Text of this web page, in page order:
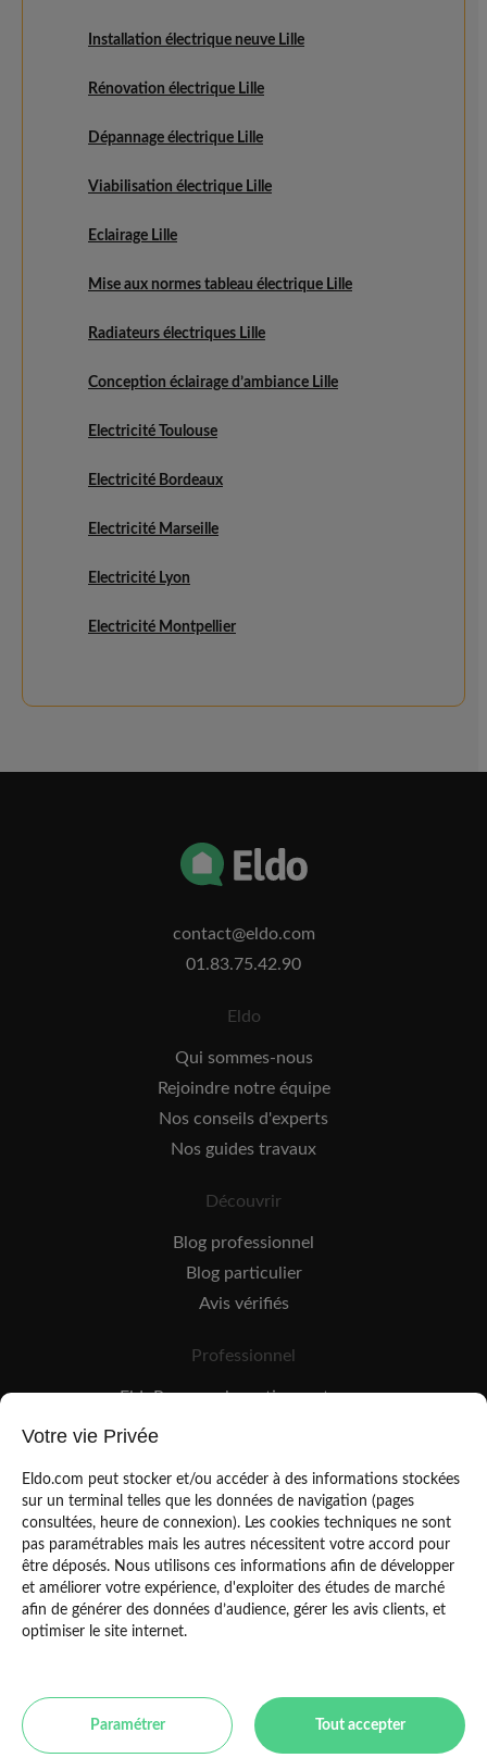
Installation électrique neuve Lille
Rénovation électrique Lille
Dépannage électrique Lille
Viabilisation électrique Lille
Eclairage Lille
Mise aux normes tableau électrique Lille
Radiateurs électriques Lille
Conception éclairage d’ambiance Lille
Electricité Toulouse
Electricité Bordeaux
Electricité Marseille
Electricité Lyon
Electricité Montpellier
contact@eldo.com
01.83.75.42.90
Eldo
Qui sommes-nous
Rejoindre notre équipe
Nos conseils d'experts
Nos guides travaux
Découvrir
Blog professionnel
Blog particulier
Avis vérifiés
Professionnel
EldoPro pour les artisans et pros
EldoNetwork pour les réseaux, marques et industriels
Mentions légales
Toulouse Paris Bordeaux Marseille Lyon
Votre vie Privée
Eldo.com peut stocker et/ou accéder à des informations stockées
sur un terminal telles que les données de navigation (pages
consultées, heure de connexion). Les cookies techniques ne sont
pas paramétrables mais les autres nécessitent votre accord pour
être déposés. Nous utilisons ces informations afin de développer
et améliorer votre expérience, d'exploiter des études de marché
afin de générer des données d’audience, gérer les avis clients, et
optimiser le site internet.
Paramétrer Tout accepter